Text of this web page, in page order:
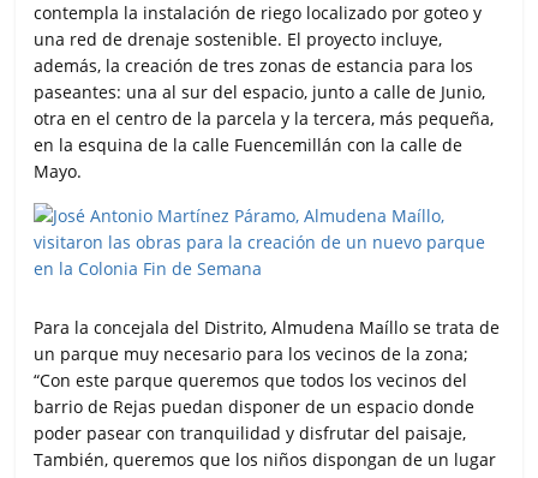
contempla la instalación de riego localizado por goteo y
una red de drenaje sostenible. El proyecto incluye,
además, la creación de tres zonas de estancia para los
paseantes: una al sur del espacio, junto a calle de Junio,
otra en el centro de la parcela y la tercera, más pequeña,
en la esquina de la calle Fuencemillán con la calle de
Mayo.
Para la concejala del Distrito, Almudena Maíllo se trata de
un parque muy necesario para los vecinos de la zona;
“Con este parque queremos que todos los vecinos del
barrio de Rejas puedan disponer de un espacio donde
poder pasear con tranquilidad y disfrutar del paisaje,
También, queremos que los niños dispongan de un lugar